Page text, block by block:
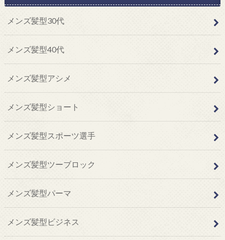
メンズ髪型30代
メンズ髪型40代
メンズ髪型アシメ
メンズ髪型ショート
メンズ髪型スポーツ選手
メンズ髪型ツーブロック
メンズ髪型パーマ
メンズ髪型ビジネス